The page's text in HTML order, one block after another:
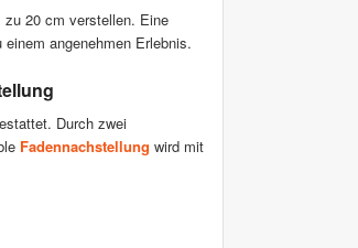
20 cm verstellen. Eine
angenehmen Erlebnis.
Durch zwei
Fadennachstellung wird mit